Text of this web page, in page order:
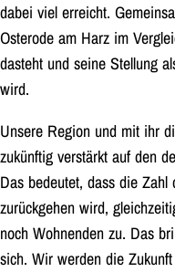
dabei viel erreicht.
Osterode am Harz im
dasteht und seine Stellung
wird.
Unsere Region und mit ihr
zukünftig verstärkt auf den
Das bedeutet, dass die
zurückgehen wird,
noch Wohnenden zu. Das
sich. Wir werden die